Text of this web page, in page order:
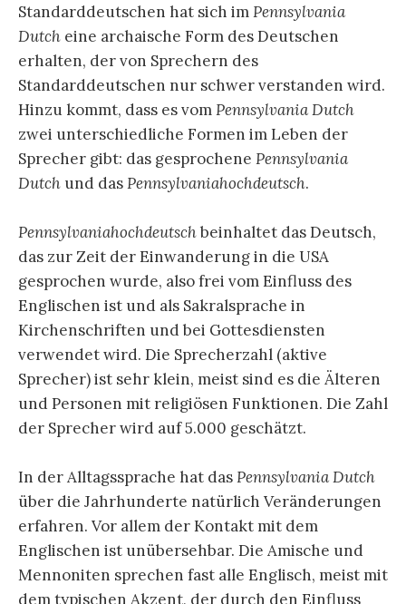
Standarddeutschen hat sich imPennsylvania
Dutch eine archaische Form des Deutschen
erhalten, der von Sprechern des
Standarddeutschen nur schwer verstanden wird.
Hinzu kommt, dass es vomPennsylvania Dutch
zwei unterschiedliche Formen im Leben der
Sprecher gibt: das gesprochene Pennsylvania
Dutch und dasPennsylvaniahochdeutsch.
Pennsylvaniahochdeutschbeinhaltet das Deutsch,
das zur Zeit der Einwanderung in die USA
gesprochen wurde, also frei vom Einfluss des
Englischen ist und als Sakralsprache in
Kirchenschriften und bei Gottesdiensten
verwendet wird. Die Sprecherzahl (aktive
Sprecher) ist sehr klein, meist sind es die Älteren
und Personen mit religiösen Funktionen. Die Zahl
der Sprecher wird auf 5.000 geschätzt.
In der Alltagssprache hat dasPennsylvania Dutch
über die Jahrhunderte natürlich Veränderungen
erfahren. Vor allem der Kontakt mit dem
Englischen ist unübersehbar. Die Amische und
Mennoniten sprechen fast alle Englisch, meist mit
dem typischen Akzent, der durch den Einfluss